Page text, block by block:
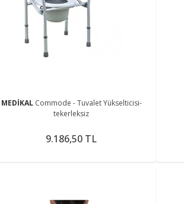
MEDİKAL Commode - Tuvalet Yükselticisi-
tekerleksiz
9.186,50 TL